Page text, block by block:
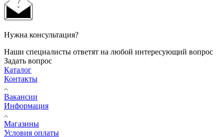
Нужна консультация?
Наши специалисты ответят на любой интересующий вопрос
Задать вопрос
Каталог
Контакты
Вакансии
Информация
Магазины
Условия оплаты